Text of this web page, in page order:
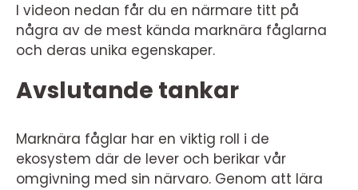
I videon nedan får du en närmare titt på
några av de mest kända marknära fåglarna
och deras unika egenskaper.
Avslutande tankar
Marknära fåglar har en viktig roll i de
ekosystem där de lever och berikar vår
omgivning med sin närvaro. Genom att lära